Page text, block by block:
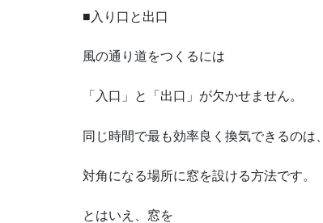
■入り口と出口
風の通り道をつくるには
「入口」と「出口」が欠かせません。
同じ時間で最も効率良く換気できるのは、
対角になる場所に窓を設ける方法です。
とはいえ、窓を